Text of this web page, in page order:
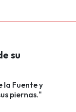
su
la Fuente y
piernas."